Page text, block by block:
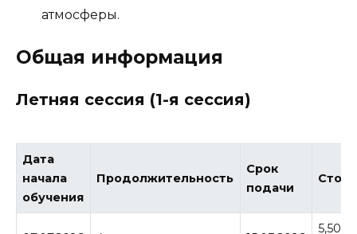
атмосферы.
Общая информация
Летняя сессия (1-я сессия)
Дата
начала
обучения
Продолжительность
Срок
подачи
5,500